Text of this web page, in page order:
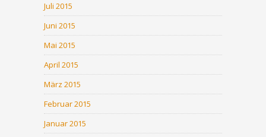
Juli 2015
Juni 2015
Mai 2015
April 2015
März 2015
Februar 2015
Januar 2015